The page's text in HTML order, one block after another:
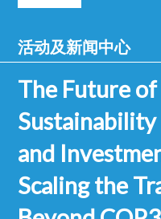
活动及新闻中心
The Future of
Sustainability
and
Scaling the